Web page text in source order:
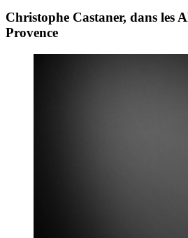
Christophe Castaner, dans les
Provence